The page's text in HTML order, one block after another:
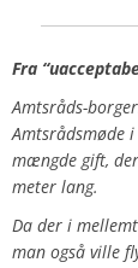
Fra
Amtsråds-
Amtsrådsmøde
mængde gift,
meter lang.
Da der i
man også ville